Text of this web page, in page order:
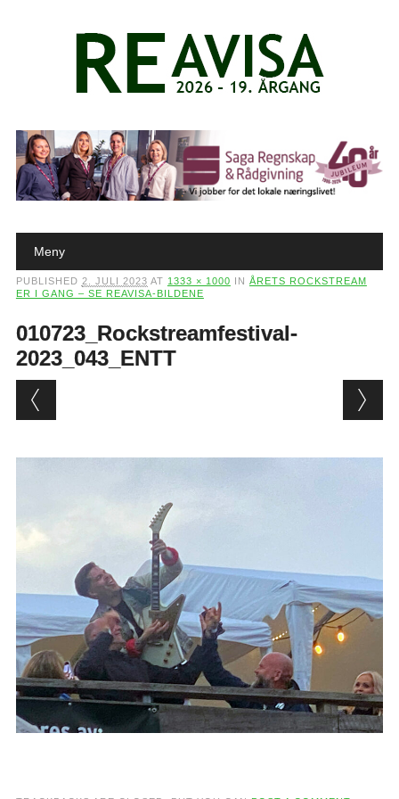
Main menu
Meny
PUBLISHED 2. JULI 2023 AT 1333 × 1000 IN ÅRETS ROCKSTREAM
ER I GANG – SE REAVISA-BILDENE
010723_Rockstreamfestival-
2023_043_ENTT